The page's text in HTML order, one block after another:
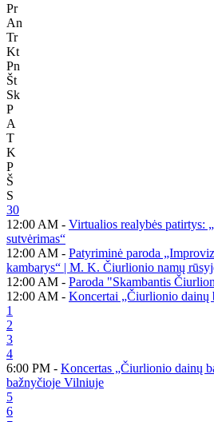
Pr
An
Tr
Kt
Pn
Št
Sk
P
A
T
K
P
Š
S
30
12:00 AM - Virtualios realybės patirtys:
sutvėrimas“
12:00 AM - Patyriminė paroda
kambarys“ | M. K. Čiurlionio namų
12:00 AM - Paroda "Skambantis
12:00 AM - Koncertai „Čiurlionio dainų
1
2
3
4
6:00 PM - Koncertas „Čiurlionio dainų
bažnyčioje Vilniuje
5
6